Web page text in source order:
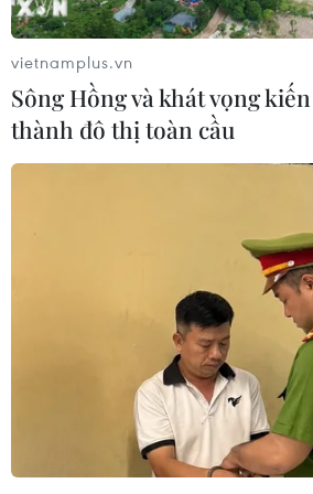
phòng không cho Ukraine
Việt
tra ban đầu vụ đâm dao ở
Ba
thành
06/08/
vietnamplus.vn
Sông Hồng và khát vọng
thành đô thị toàn cầu